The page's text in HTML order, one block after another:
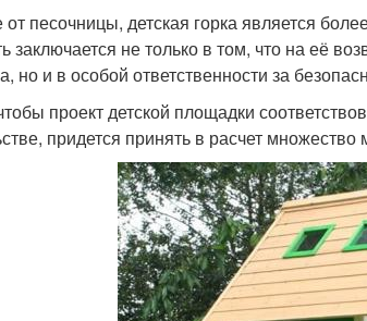
от песочницы, детская горка является
заключается не только в том, что на её
но и в особой ответственности за
проект детской площадки
придется принять в расчет